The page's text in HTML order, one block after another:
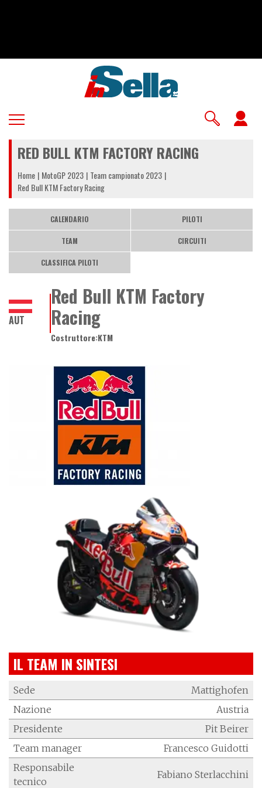
RED BULL KTM FACTORY RACING
Home MotoGP 2023 Team campionato 2023
Red Bull KTM Factory Racing
CALENDARIO PILOTI
TEAM CIRCUITI
CLASSIFICA PILOTI
Red Bull KTM Factory
Racing
Costruttore:KTM
AUT
IL TEAM IN SINTESI
Sede
Mattighofen
Nazione
Austria
Presidente
Pit Beirer
Team manager
Francesco Guidotti
Responsabile
tecnico
Fabiano Sterlacchini